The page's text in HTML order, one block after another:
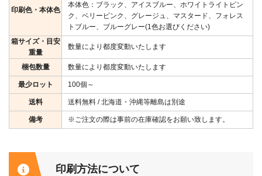
印刷色・本体色
本体色：ブラック、アイスブルー、ホワイトライトピン
ク、ベリーピンク、グレージュ、マスタード、フォレス
トブルー、ブルーグレー(1色お選びください)
箱サイズ・目安
重量
数量により都度変動いたします
梱包数量 数量により都度変動いたします
最少ロット 100個～
送料 送料無料 / 北海道・沖縄等離島は別途
備考 ※ご注文の際は事前の在庫確認をお願い致します。
印刷方法について